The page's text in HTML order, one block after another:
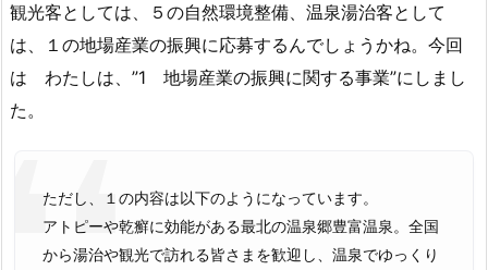
観光客としては、５の自然環境整備、温泉湯治客として
は、１の地場産業の振興に応募するんでしょうかね。今回
は わたしは、”1 地場産業の振興に関する事業”にしまし
た。
ただし、１の内容は以下のようになっています。
アトピーや乾癬に効能がある最北の温泉郷豊富温泉。全国
から湯治や観光で訪れる皆さまを歓迎し、温泉でゆっくり